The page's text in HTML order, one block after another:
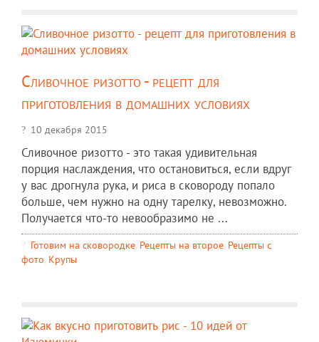
Сливочное ризотто - рецепт для
приготовления в домашних условиях
10 декабря 2015
Сливочное ризотто - это такая удивительная
порция наслаждения, что остановиться, если вдруг
у вас дрогнула рука, и риса в сковороду попало
больше, чем нужно на одну тарелку, невозможно.
Получается что-то невообразимо не ...
Готовим на сковородке, Рецепты на второе, Рецепты c
фото, Крупы